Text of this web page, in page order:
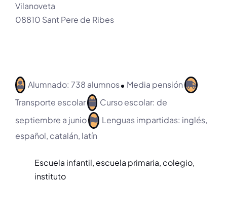
Vilanoveta
08810 Sant Pere de Ribes
Alumnado: 738 alumnos
Media pensión
Transporte escolar
Curso escolar: de
septiembre a junio
Lenguas impartidas: inglés,
español, catalán, latín
Escuela infantil, escuela primaria, colegio,
instituto